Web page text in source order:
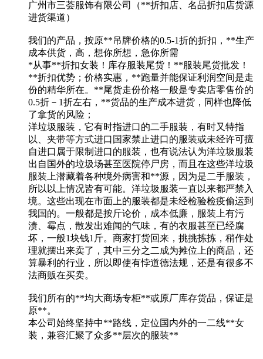
广州市三荟服饰有限公司（**折扣店、名品折扣店货源
进货渠道）
我们的产品，按原**吊牌价格的0.5-1折的折扣，**生产
成本供货，高，想你所想，急你所需
*从事**折扣女装！库存服装尾货！**服装尾货批发！
**折扣优势；价格实惠，**跑量并能保证利润空间是走
份的精华所在。**尾货走份价格一般是专卖店零售价的
0.5折－1折左右，**货品的生产成本进货，同样也降低
了拿货的风险；
洋垃圾服装，它有时指进口的二手服装，有时又特指
以、夹带等方式进口国家禁止进口的服装或未经许可擅
自进口属于限制进口的服装，也有说法认为洋垃圾服装
出自国外的垃圾场甚至医院停尸房，而且在这些洋垃圾
服装上潜藏着各种境外病害和**源，因为是二手服装，
所以以上情况皆有可能。洋垃圾服装一直以来都严禁入
境。这些出现在市面上的服装都是未经检验检疫偷运到
我国的。一般都是按斤论价，成本低廉，服装上有污
渍、霉点，散发出难闻的气味，有的衣服甚至已经腐
坏，一般1块钱1斤。商家打货回来，挑挑拣拣，稍作处
理就摆出来卖了，其中三分之二成为摊位上的商品，还
算暴利的行业，所以即使有悖道德法规，还是有很多不
法商贩在买卖。
我们所有的**均大商场专柜**或原厂库存货品，保证是
原**。
本公司始终坚持中**路线，定位国内外的一二线**女
装，兼容汇聚了众多**层次的服装**